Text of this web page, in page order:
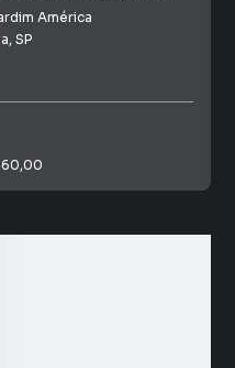
América
, SP
60,00